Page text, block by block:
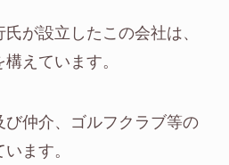
が設立したこの会社は、
えています。
び仲介、ゴルフクラブ等の
ます。